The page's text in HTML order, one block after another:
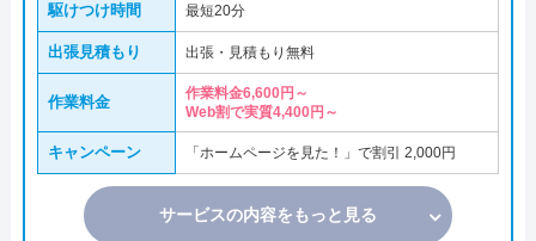
駆けつけ時間 最短20分
出張見積もり 出張・見積もり無料
作業料金
作業料金6,600円～
Web割で実質4,400円～
キャンペーン 「ホームページを見た！」で割引 2,000円
サービスの内容をもっと見る